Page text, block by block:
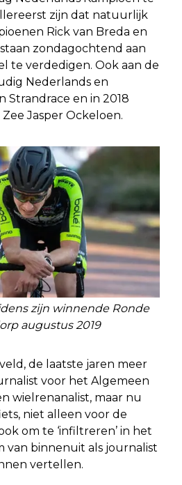
zijn dat natuurlijk
Rick van Breda en
zondagochtend aan
te verdedigen. Ook aan de
Nederlands en
Strandrace en in 2018
Jasper Ockeloen.
zijn winnende Ronde
augustus 2019
de laatste jaren meer
voor het Algemeen
wielrenanalist, maar nu
niet alleen voor de
om te ‘infiltreren’ in het
van binnenuit als journalist
vertellen.